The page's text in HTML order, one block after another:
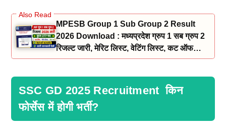
MPESB Group 1 Sub Group 2 Result
2026 Download : मध्यप्रदेश ग्रुप 1 सब ग्रुप 2
रिजल्ट जारी, मेरिट लिस्ट, वेटिंग लिस्ट, कट ऑफ
लिस्ट एवं Score डाउनलोड करें
SSC GD 2025 Recruitment किन
फोर्सेस में होगी भर्ती?